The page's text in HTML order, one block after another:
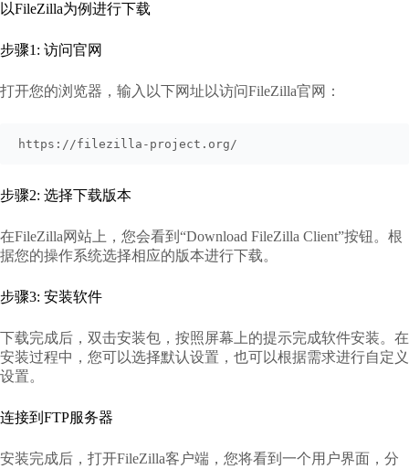
以FileZilla为例进行下载
步骤1: 访问官网
打开您的浏览器，输入以下网址以访问FileZilla官网：
https://filezilla-project.org/
步骤2: 选择下载版本
在FileZilla网站上，您会看到“Download FileZilla Client”按钮。根
据您的操作系统选择相应的版本进行下载。
步骤3: 安装软件
下载完成后，双击安装包，按照屏幕上的提示完成软件安装。在
安装过程中，您可以选择默认设置，也可以根据需求进行自定义
设置。
连接到FTP服务器
安装完成后，打开FileZilla客户端，您将看到一个用户界面，分